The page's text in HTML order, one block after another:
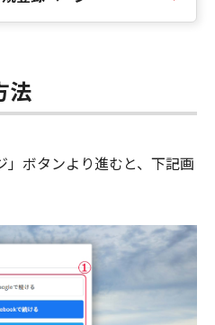
法
」ボタンより進むと、下記画